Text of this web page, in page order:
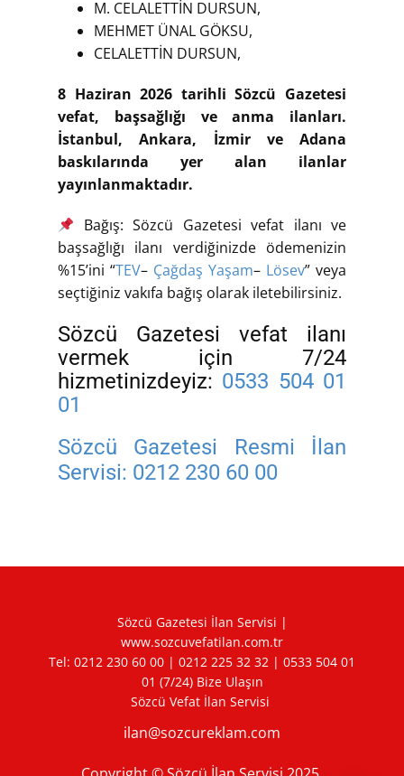
M. CELALETTİN DURSUN,
MEHMET ÜNAL GÖKSU,
CELALETTİN DURSUN,
8 Haziran 2026 tarihli Sözcü Gazetesi
vefat, başsağlığı ve anma ilanları.
İstanbul, Ankara, İzmir ve Adana
baskılarında yer alan ilanlar
yayınlanmaktadır.
Bağış: Sözcü Gazetesi vefat ilanı ve
başsağlığı ilanı verdiğinizde ödemenizin
%15’ini “TEV– Çağdaş Yaşam– Lösev” veya
seçtiğiniz vakıfa bağış olarak iletebilirsiniz.
Sözcü Gazetesi vefat ilanı
vermek için 7/24
hizmetinizdeyiz: 0533 504 01
01
Sözcü Gazetesi Resmi İlan
Servisi: 0212 230 60 00
Sözcü Gazetesi İlan Servisi |
www.sozcuvefatilan.com.tr
Tel: 0212 230 60 00 | 0212 225 32 32 | 0533 504 01
01 (7/24) Bize Ulaşın
Sözcü Vefat İlan Servisi
ilan@sozcureklam.com